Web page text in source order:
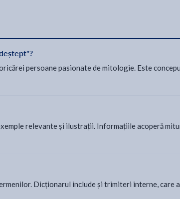
persoane pasionate de mitologie. Este
relevante și ilustrații. Informațiile acoperă
Dicționarul include și trimiteri interne, care